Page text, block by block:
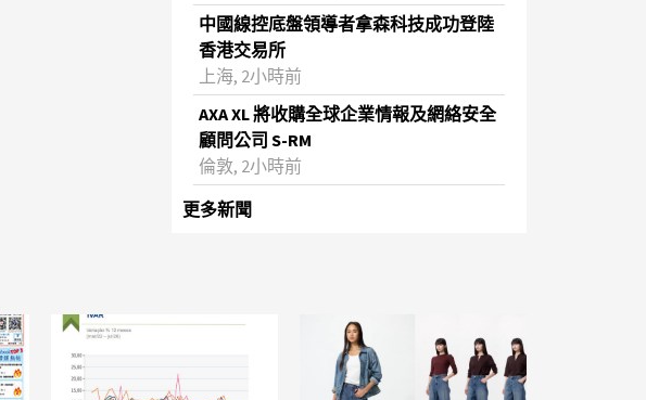
中國線控底盤領導者拿森科技成功登陸
香港交易所
上海, 2小時前
AXA XL 將收購全球企業情報及網絡安全
顧問公司 S-RM
倫敦, 2小時前
更多新聞